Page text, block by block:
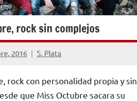
rock sin complejos
2016 S. Plata
rock con personalidad propia y sin
que Miss Octubre sacara su